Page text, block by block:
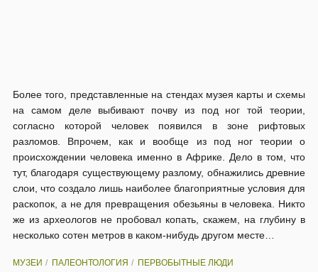
Более того, представленные на стендах музея карты и схемы
на самом деле выбивают почву из под ног той теории,
согласно которой человек появился в зоне рифтовых
разломов. Впрочем, как и вообще из под ног теории о
происхождении человека именно в Африке. Дело в том, что
тут, благодаря существующему разлому, обнажились древние
слои, что создало лишь наиболее благоприятные условия для
раскопок, а не для превращения обезьяны в человека. Никто
же из археологов не пробовал копать, скажем, на глубину в
несколько сотен метров в каком-нибудь другом месте…
МУЗЕИ ПАЛЕОНТОЛОГИЯ ПЕРВОБЫТНЫЕ ЛЮДИ